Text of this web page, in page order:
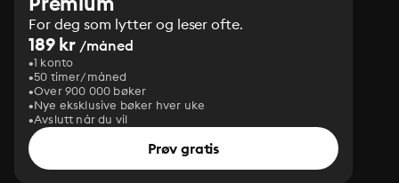
For deg som lytter og leser ofte.
189 kr /måned
1 konto
50 timer/måned
Over 900 000 bøker
Nye eksklusive bøker hver uke
Avslutt når du vil
Prøv gratis